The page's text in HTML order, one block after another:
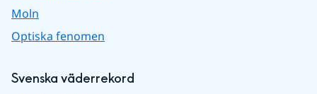
Moln
Optiska fenomen
Svenska väderrekord